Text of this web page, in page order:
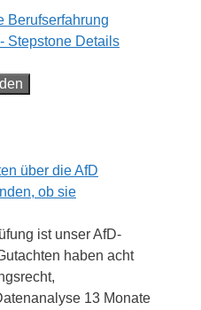
Berufserfahrung
Stepstone Details
über die AfD
ob sie
ist unser AfD-
haben acht
13 Monate